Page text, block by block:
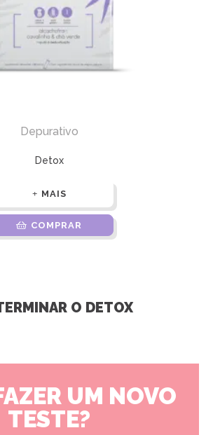
Depurativo
Detox
MAIS
COMPRAR
O DETOX
UM NOVO
TESTE?